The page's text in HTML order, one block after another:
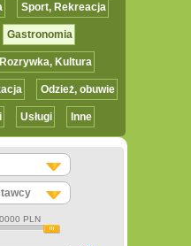
Sport, Rekreacja
Gastronomia
Rozrywka, Kultura
Odzież, obuwie
Usługi Inne
PLN